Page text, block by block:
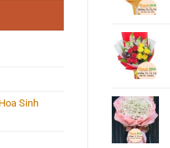
Hoa Sinh